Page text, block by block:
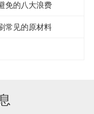
免的八大浪费
常见的原材料